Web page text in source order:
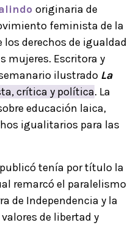
originaria de
feminista de la
los derechos de igualdad
mujeres. Escritora y
ilustrado La
crítica y política. La
educación laica,
igualitarios para las
tenía por título la
remarcó el paralelismo
de Independencia y la
de libertad y